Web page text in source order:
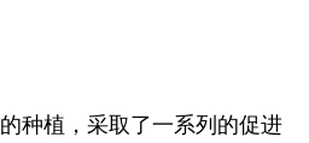
种植，采取了一系列的促进